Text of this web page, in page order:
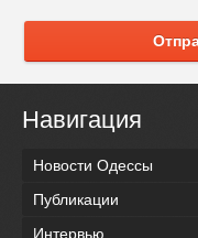
Навигация
Новости Одессы
Публикации
Интервью